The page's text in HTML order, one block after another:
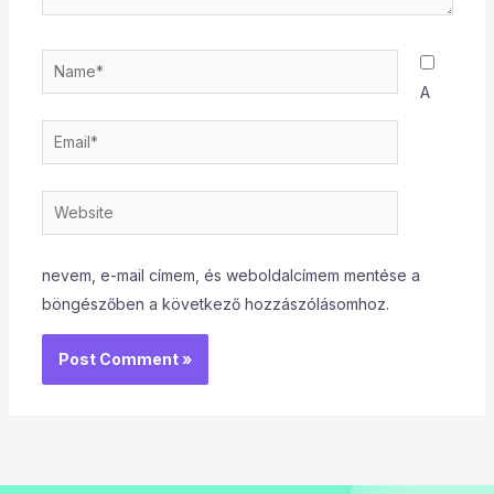
Name*
Email*
Website
A
nevem, e-mail címem, és weboldalcímem mentése a
böngészőben a következő hozzászólásomhoz.